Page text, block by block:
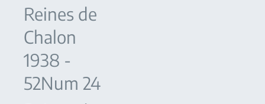
Reines de
Chalon
1938 -
52Num 24